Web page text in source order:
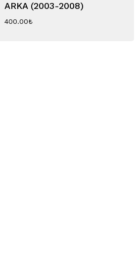
ARKA (2003-2008)
400.00₺